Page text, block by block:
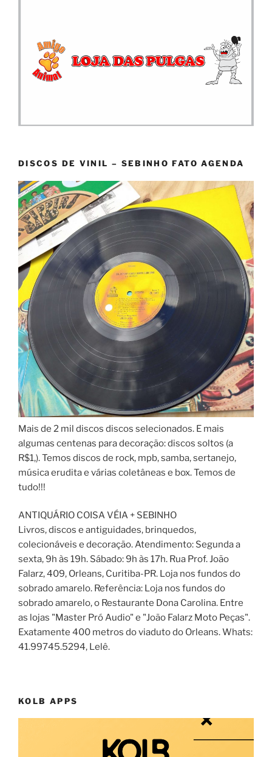
DISCOS DE VINIL – SEBINHO FATO AGENDA
Mais de 2 mil discos discos selecionados. E mais
algumas centenas para decoração: discos soltos (a
R$1,). Temos discos de rock, mpb, samba, sertanejo,
música erudita e várias coletâneas e box. Temos de
tudo!!!
ANTIQUÁRIO COISA VÉIA + SEBINHO
Livros, discos e antiguidades, brinquedos,
colecionáveis e decoração. Atendimento: Segunda a
sexta, 9h às 19h. Sábado: 9h às 17h. Rua Prof. João
Falarz, 409, Orleans, Curitiba-PR. Loja nos fundos do
sobrado amarelo. Referência: Loja nos fundos do
sobrado amarelo, o Restaurante Dona Carolina. Entre
as lojas "Master Pró Audio" e "João Falarz Moto Peças".
Exatamente 400 metros do viaduto do Orleans. Whats:
41.99745.5294, Lelê.
KOLB APPS